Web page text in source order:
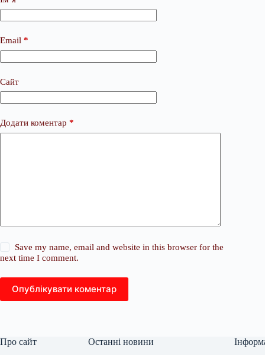
Email *
Сайт
Додати коментар *
Save my name, email and website in this browser for the
next time I comment.
Опублікувати коментар
Про сайт Останні новини